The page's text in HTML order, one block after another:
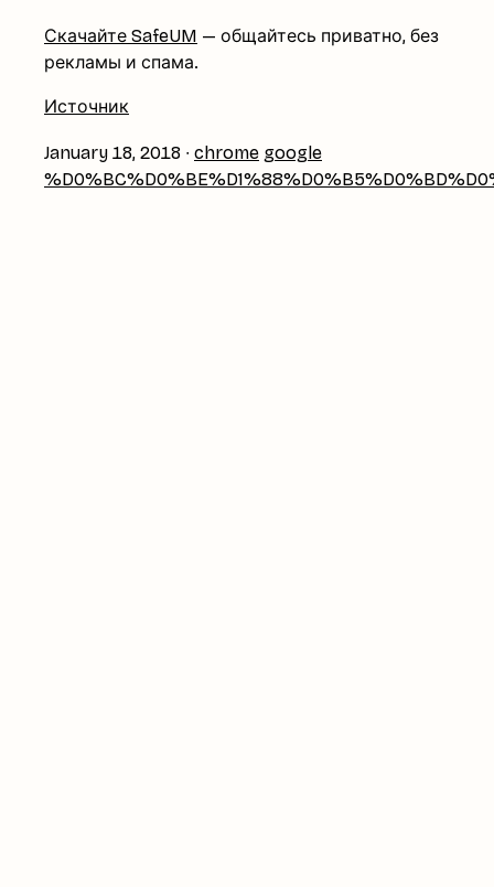
Скачайте SafeUM — общайтесь приватно, без
рекламы и спама.
Источник
January 18, 2018 ∙ chrome google